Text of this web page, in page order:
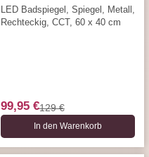
LED Badspiegel, Spiegel, Metall,
Rechteckig, CCT, 60 x 40 cm
99,95 €129 €
In den Warenkorb